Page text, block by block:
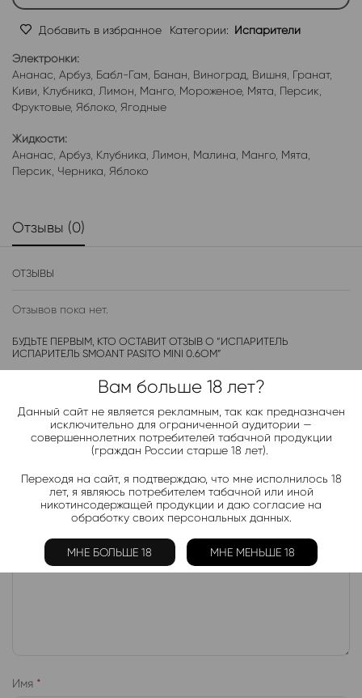
Добавить в избранное Категории: Испарители
Электронки:
Ананас Арбуз Бабл-Гам Банан Виноград Вишня Гранат,
Киви Клубника Лимон Манго Мороженое, Мята Персик
Фруктовые, Яблоко Ягодные
Жидкости:
Ананас Арбуз Клубника Лимон Малина Манго Мята
Персик Черника Яблоко
Отзывы (0)
ОТЗЫВЫ
Отзывов пока нет.
БУДЬТЕ ПЕРВЫМ, КТО ОСТАВИТ ОТЗЫВ О “ИСПАРИТЕЛЬ
ИСПАРИТЕЛЬ SMOANT PASITO MINI 0.6ОМ”
Ваш адрес электронной почты опубликован не будет.
Отмечены обязательные поля
Ваш рейтинг*
Ваш отзыв *
Имя *
Вам больше 18 лет?
Данный сайт не является рекламным, так как предназначен
исключительно для ограниченной аудитории —
совершеннолетних потребителей табачной продукции
(граждан России старше 18 лет).
Переходя на сайт, я подтверждаю, что мне исполнилось 18
лет, я являюсь потребителем табачной или иной
никотинсодержащей продукции и даю согласие на
обработку своих персональных данных.
МНЕ БОЛЬШЕ 18 МНЕ МЕНЬШЕ 18